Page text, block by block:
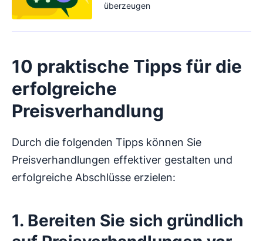
überzeugen
10 praktische Tipps für die
erfolgreiche
Preisverhandlung
Durch die folgenden Tipps können Sie
Preisverhandlungen effektiver gestalten und
erfolgreiche Abschlüsse erzielen:
1. Bereiten Sie sich gründlich